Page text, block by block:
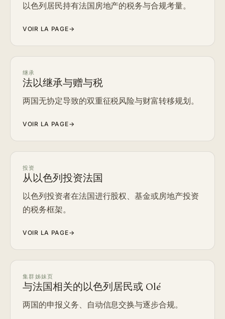
以色列居民持有法国房地产的税务与合规考量。
VOIR LA PAGE→
继承
法以继承与赠与税
两国无协定导致的双重征税风险与财富转移规划。
VOIR LA PAGE→
投资
从以色列投资法国
以色列投资者在法国进行股权、基金或房地产投资
的税务框架。
VOIR LA PAGE→
集群姊妹页
与法国相关的以色列居民或 Olé
两国的申报义务、自动信息交换与逐步合规。